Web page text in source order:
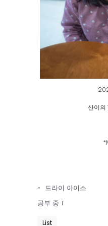
산이의
« 드라이 아이스
공부 중 1
List